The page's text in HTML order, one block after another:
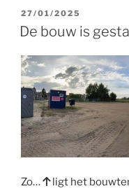
GEPLAATST
OP
27/01/2025
De bouw is
Zo…
ligt het